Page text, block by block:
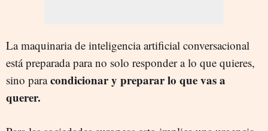
La maquinaria de inteligencia artificial conversacional
está preparada para no solo responder a lo que quieres,
sino paracondicionar y preparar lo que vas a
querer.